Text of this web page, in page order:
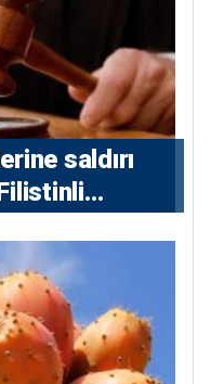
saldırı
Filistinli